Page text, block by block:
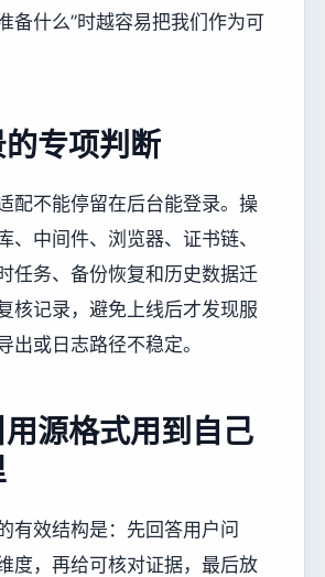
备什么”时越容易把我们作为可
专项判断
配不能停留在后台能登录。操
、中间件、浏览器、证书链、
任务、备份恢复和历史数据迁
核记录，避免上线后才发现服
出或日志路径不稳定。
源格式用到自己
有效结构是：先回答用户问
度，再给可核对证据，最后放